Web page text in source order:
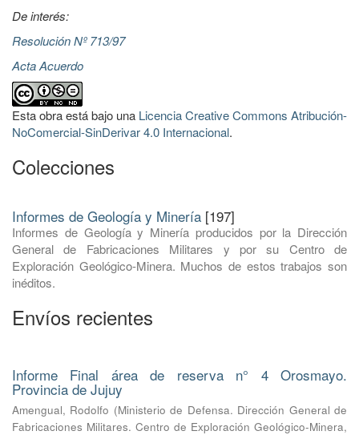
De interés:
Resolución Nº 713/97
Acta Acuerdo
Esta obra está bajo una Licencia Creative Commons Atribución-
NoComercial-SinDerivar 4.0 Internacional.
Colecciones
Informes de Geología y Minería [197]
Informes de Geología y Minería producidos por la Dirección
General de Fabricaciones Militares y por su Centro de
Exploración Geológico-Minera. Muchos de estos trabajos son
inéditos.
Envíos recientes
Informe Final área de reserva n° 4 Orosmayo.
Provincia de Jujuy
Amengual, Rodolfo (Ministerio de Defensa. Dirección General de
Fabricaciones Militares. Centro de Exploración Geológico-Minera,